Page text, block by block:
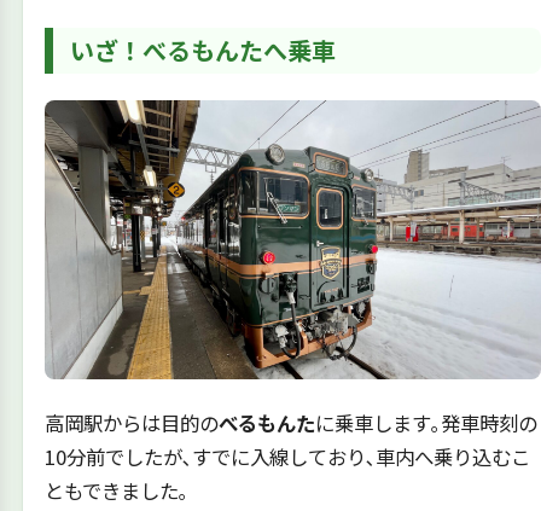
いざ！べるもんたへ乗車
高岡駅からは目的のべるもんたに乗車します｡発車時刻の
10分前でしたが､すでに入線しており､車内へ乗り込むこ
ともできました｡